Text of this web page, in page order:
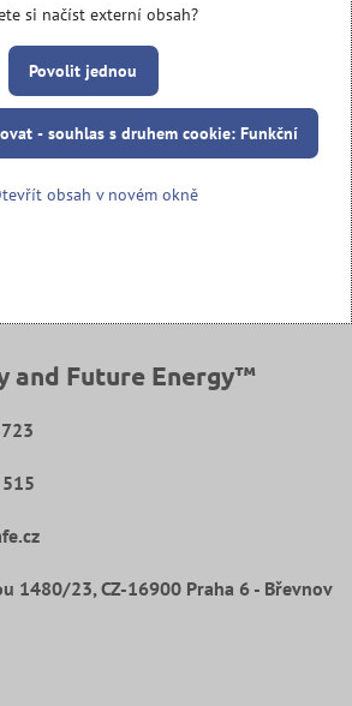
si načíst externí obsah?
Povolit jednou
- souhlas s druhem cookie: Funkční
obsah v novém okně
and Future Energy™
1480/23, CZ-16900 Praha 6 - Břevnov